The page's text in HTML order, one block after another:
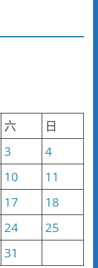
六
日
3
4
10
11
17
18
24
25
31